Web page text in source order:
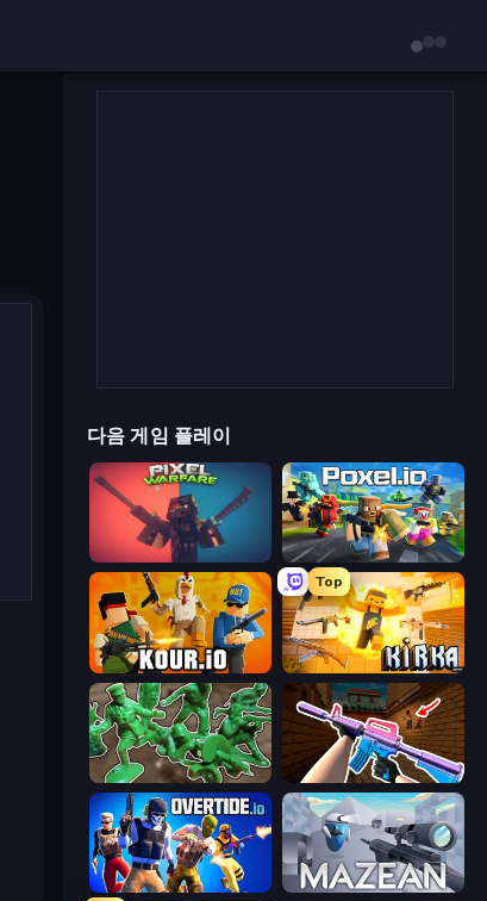
다음 게임 플레이
Pixel Warfare Poxel.io
Kour.io
Top
Kirka.io
Soldiers - Capture and Control! KS Z
Overtide.io Mazean